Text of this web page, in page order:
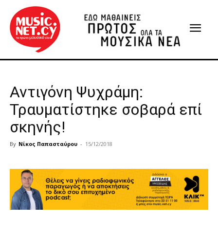
Αντιγόνη Ψυχράμη:
Τραυματίστηκε σοβαρά επί
σκηνής!
By Νίκος Παπασταύρου - 15/12/2018